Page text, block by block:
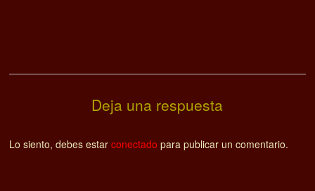
Deja una respuesta
Lo siento, debes estarconectado para publicar un comentario.